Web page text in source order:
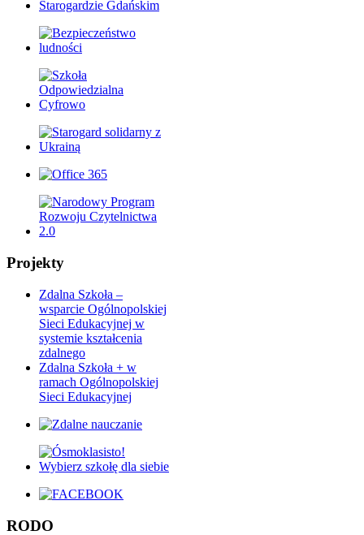
Projekty
Zdalna Szkoła –
wsparcie Ogólnopolskiej
Sieci Edukacyjnej w
systemie kształcenia
zdalnego
Zdalna Szkoła + w
ramach Ogólnopolskiej
Sieci Edukacyjnej
RODO